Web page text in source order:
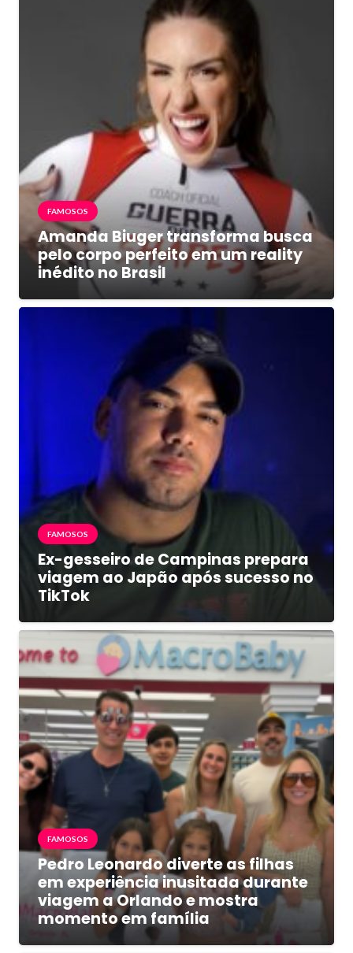
FAMOSOS
Amanda Biuger transforma busca
pelo corpo perfeito em um reality
inédito no Brasil
FAMOSOS
Ex-gesseiro de Campinas prepara
viagem ao Japão após sucesso no
TikTok
FAMOSOS
Pedro Leonardo diverte as filhas
em experiência inusitada durante
viagem a Orlando e mostra
momento em família